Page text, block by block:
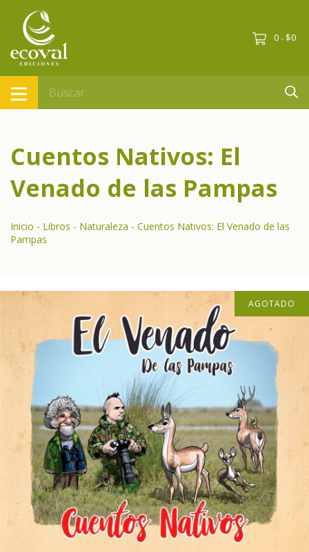
0 - $0
Cuentos Nativos: El
Venado de las Pampas
Inicio - Libros - Naturaleza - Cuentos Nativos: El Venado de las
Pampas
AGOTADO